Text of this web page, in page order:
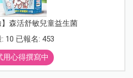
】森活舒敏兒童益生菌
10 已報名: 453
用心得撰寫中